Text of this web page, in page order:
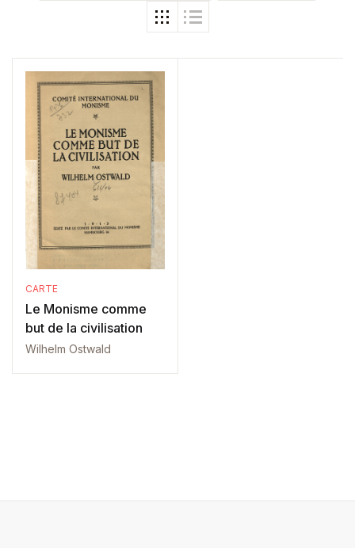
CARTE
Le Monisme comme
but de la civilisation
Wilhelm Ostwald